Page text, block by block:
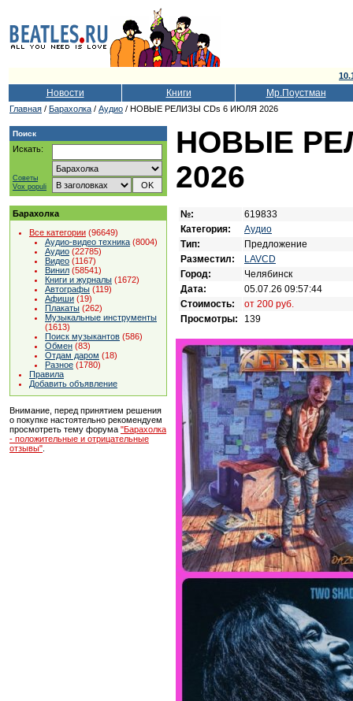
Новости Книги Мр.Поустман
Главная / Барахолка / Аудио / НОВЫЕ РЕЛИЗЫ CDs 6 ИЮЛЯ 2026
Поиск
Искать:
Советы
Vox populi
Барахолка
Все категории (96649)
Аудио-видео техника (8004)
Аудио (22785)
Видео (1167)
Винил (58541)
Книги и журналы (1672)
Автографы (119)
Афиши (19)
Плакаты (262)
Музыкальные инструменты
(1613)
Поиск музыкантов (586)
Обмен (83)
Отдам даром (18)
Разное (1780)
Правила
Добавить объявление
Внимание, перед принятием решения
о покупке настоятельно рекомендуем
просмотреть тему форума "Барахолка
- положительные и отрицательные
отзывы"
НОВЫЕ
2026
№:
619833
Категория:
Аудио
Тип:
Предложение
Разместил:
LAVCD
Город:
Челябинск
Дата:
05.07.26 09:57:44
Стоимость:
от 200 руб.
Просмотры:
139